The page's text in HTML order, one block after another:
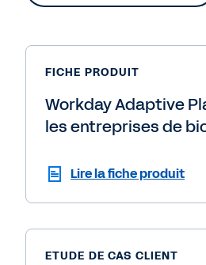
FICHE PRODUIT
Workday Adaptive
les entreprises de
Lire la fiche produit
ETUDE DE CAS CLIENT